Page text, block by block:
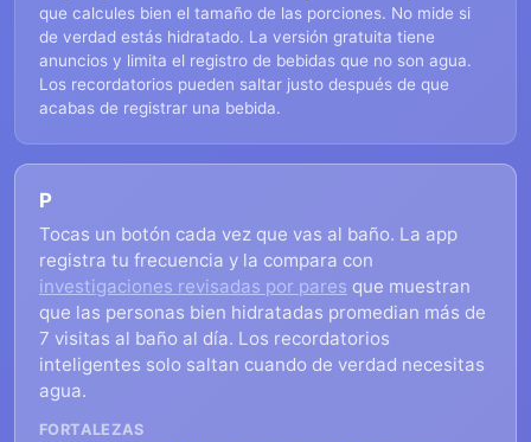
que calcules bien el tamaño de las porciones. No mide si
de verdad estás hidratado. La versión gratuita tiene
anuncios y limita el registro de bebidas que no son agua.
Los recordatorios pueden saltar justo después de que
acabas de registrar una bebida.
P
Tocas un botón cada vez que vas al baño. La app
registra tu frecuencia y la compara con
investigaciones revisadas por pares que muestran
que las personas bien hidratadas promedian más de
7 visitas al baño al día. Los recordatorios
inteligentes solo saltan cuando de verdad necesitas
agua.
FORTALEZAS